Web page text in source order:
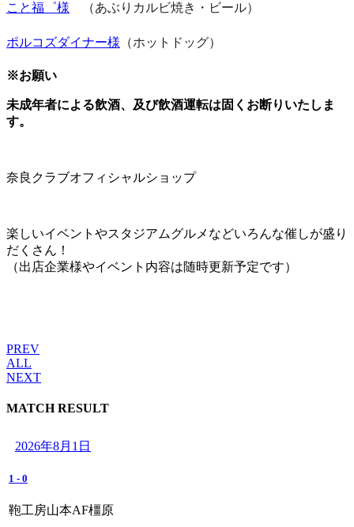
こと福゜様 （あぶりカルビ焼き・ビール）
ポルコズダイナー様 （ホットドッグ）
※お願い
未成年者による飲酒、及び飲酒運転は固くお断りいたしま
す。
奈良クラブオフィシャルショップ
楽しいイベントやスタジアムグルメなどいろんな催しが盛り
だくさん！
（出店企業様やイベント内容は随時更新予定です）
PREV
ALL
NEXT
MATCH RESULT
2026年8月1日
1 - 0
鞄工房山本AF橿原